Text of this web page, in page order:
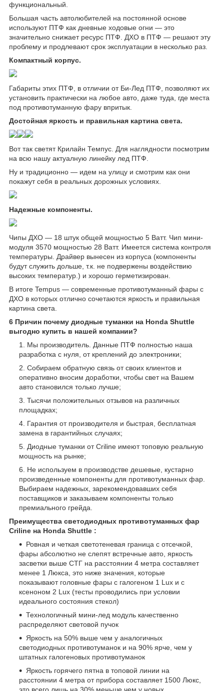
функциональный.
Большая часть автолюбителей на постоянной основе
используют ПТФ как дневные ходовые огни — это
значительно снижает ресурс ПТФ. ДХО в ПТФ — решают эту
проблему и продлевают срок эксплуатации в несколько раз.
Компактный корпус.
Габариты этих ПТФ, в отличии от Би-Лед ПТФ, позволяют их
установить практически на любое авто, даже туда, где места
под противотуманную фару впритык.
Достойная яркость и правильная картина света.
Вот так светят Крилайн Темпус. Для наглядности посмотрим
на всю нашу актуалную линейку лед ПТФ.
Ну и традиционно — идем на улицу и смотрим как они
покажут себя в реальных дорожных условиях.
Надежные компоненты.
Чипы ДХО — 18 штук общей мощностью 5 Ватт. Чип мини-
модуля 3570 мощностью 28 Ватт. Имеется система контроля
температуры. Драйвер вынесен из корпуса (компоненты
будут служить дольше, т.к. не подвержены воздействию
высоких температур.) и хорошо герметизирован.
В итоге Tempus — современные противотуманный фары с
ДХО в которых отлично сочетаются яркость и правильная
картина света.
6 Причин почему диодные туманки на Honda Shuttle
выгодно купить в нашей компании?
Мы производитель. Данные ПТФ полностью наша
разработка с нуля, от креплений до электроники;
Собираем обратную связь от своих клиентов и
оперативно вносим доработки, чтобы свет на Вашем
авто становился только лучше;
Тысячи положительных отзывов на различных
площадках;
Гарантия от производителя и быстрая, бесплатная
замена в гарантийных случаях;
Диодные туманки от Criline имеют топовую реальную
мощность на рынке;
Не используем в производстве дешевые, кустарно
произведенные компоненты для противотуманных фар.
Выбираем надежных, зарекомендовавших себя
поставщиков и заказываем компоненты только
премиального грейда.
Преимущества светодиодных противотуманных фар
Criline на Honda Shuttle :
Ровная и четкая светотеневая граница с отсечкой,
фары абсолютно не слепят встречные авто, яркость
засветки выше СТГ на расстоянии 4 метра составляет
менее 1 Люкса, это ниже значения, которые
показывают головные фары с галогеном 1 Lux и с
ксеноном 2 Lux (тесты проводились при условии
идеального состояния стекол)
Технологичный мини-лед модуль качественно
распределяют световой пучок
Яркость на 50% выше чем у аналогичных
светодиодных противотуманок и на 90% ярче, чем у
штатных галогеновых противотуманок
Яркость горячего пятна в топовой линии на
расстоянии 4 метра от прибора составляет 1500 Люкс,